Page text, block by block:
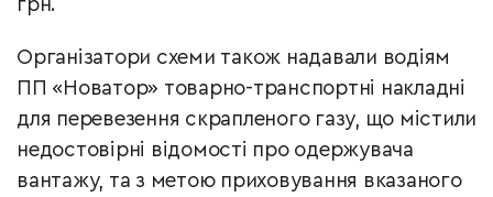
грн.
Організатори схеми також надавали водіям
ПП «Новатор» товарно-транспортні накладні
для перевезення скрапленого газу, що містили
недостовірні відомості про одержувача
вантажу, та з метою приховування вказаного